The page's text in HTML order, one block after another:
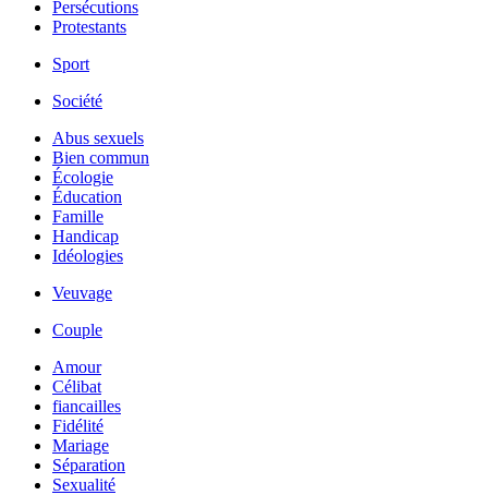
Persécutions
Protestants
Sport
Société
Abus sexuels
Bien commun
Écologie
Éducation
Famille
Handicap
Idéologies
Veuvage
Couple
Amour
Célibat
fiancailles
Fidélité
Mariage
Séparation
Sexualité